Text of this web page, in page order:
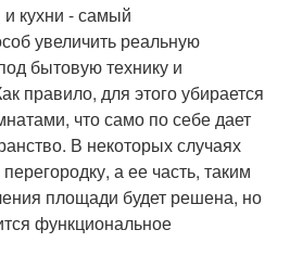
кухни - самый
увеличить реальную
бытовую технику и
правило, для этого убирается
что само по себе дает
В некоторых случаях
а ее часть, таким
площади будет решена, но
функциональное